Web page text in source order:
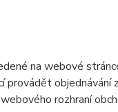
na webové
provádět objednávání
rozhraní